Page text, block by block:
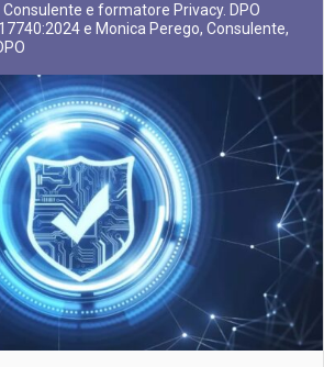
e formatore Privacy. DPO
e Monica Perego, Consulente,